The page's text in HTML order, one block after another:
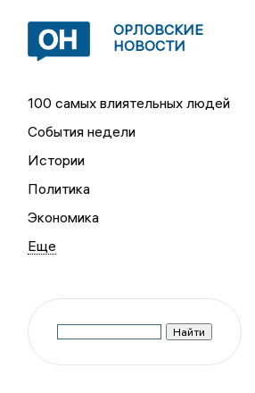
ОРЛОВСКИЕ
НОВОСТИ
100 самых влиятельных людей
События недели
Истории
Политика
Экономика